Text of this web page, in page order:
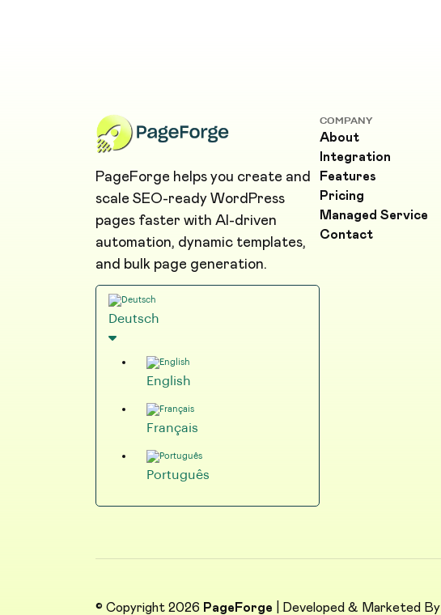
PageForge helps you create and
scale SEO-ready WordPress
pages faster with AI-driven
automation, dynamic templates,
and bulk page generation.
Deutsch
English
Français
Português
COMPANY
About
Integration
Features
Pricing
Managed Service
Contact
© Copyright 2026 PageForge | Developed & Marketed By